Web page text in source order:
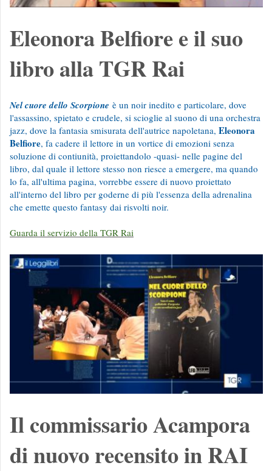
Eleonora Belfiore e il suo
libro alla TGR Rai
Nel cuore dello Scorpione è un noir inedito e particolare, dove
l'assassino, spietato e crudele, si scioglie al suono di una orchestra
jazz, dove la fantasia smisurata dell'autrice napoletana, Eleonora
Belfiore, fa cadere il lettore in un vortice di emozioni senza
soluzione di contiunità, proiettandolo -quasi- nelle pagine del
libro, dal quale il lettore stesso non riesce a emergere, ma quando
lo fa, all'ultima pagina, vorrebbe essere di nuovo proiettato
all'interno del libro per goderne di più l'essenza della adrenalina
che emette questo fantasy dai risvolti noir.
Guarda il servizio della TGR Rai
Il commissario Acampora
di nuovo recensito in RAI